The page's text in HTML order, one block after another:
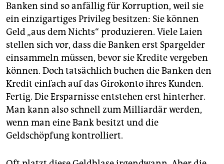
Banken sind so anfällig für Korruption, weil sie
ein einzigartiges Privileg besitzen: Sie können
Geld „aus dem Nichts“ produzieren. Viele Laien
stellen sich vor, dass die Banken erst Spargelder
einsammeln müssen, bevor sie Kredite vergeben
können. Doch tatsächlich buchen die Banken den
Kredit einfach auf das Girokonto ihres Kunden.
Fertig. Die Ersparnisse entstehen erst hinterher.
Man kann also schnell zum Milliardär werden,
wenn man eine Bank besitzt und die
Geldschöpfung kontrolliert.